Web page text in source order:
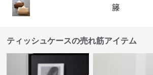
籐
ティッシュケースの売れ筋アイテム